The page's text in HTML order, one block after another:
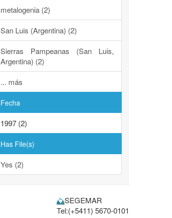
metalogenia (2)
San Luis (Argentina) (2)
Sierras Pampeanas (San Luis,
Argentina) (2)
... más
Fecha
1997 (2)
Has File(s)
Yes (2)
SEGEMAR
Tel:(+5411) 5670-0101